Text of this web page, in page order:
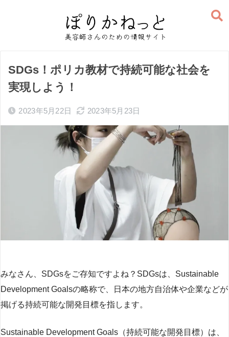
SDGs！ポリカ教材で持続可能な社会を
実現しよう！
2023年5月22日 2023年5月23日
みなさん、SDGsをご存知ですよね？SDGsは、Sustainable
Development Goalsの略称で、日本の地方自治体や企業などが
掲げる持続可能な開発目標を指します。
Sustainable Development Goals（持続可能な開発目標）は、